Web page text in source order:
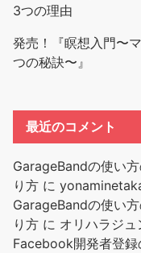
3つの理由
発売！『瞑想入門〜
つの秘訣〜』
最近のコメント
GarageBandの使い
り方 に
GarageBandの使い
り方 に オリハラジュ
Facebook開発者登